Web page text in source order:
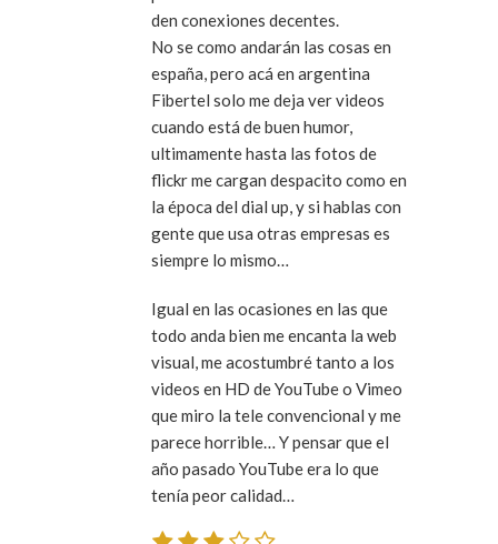
den conexiones decentes.
No se como andarán las cosas en
españa, pero acá en argentina
Fibertel solo me deja ver videos
cuando está de buen humor,
ultimamente hasta las fotos de
flickr me cargan despacito como en
la época del dial up, y si hablas con
gente que usa otras empresas es
siempre lo mismo…
Igual en las ocasiones en las que
todo anda bien me encanta la web
visual, me acostumbré tanto a los
videos en HD de YouTube o Vimeo
que miro la tele convencional y me
parece horrible… Y pensar que el
año pasado YouTube era lo que
tenía peor calidad…